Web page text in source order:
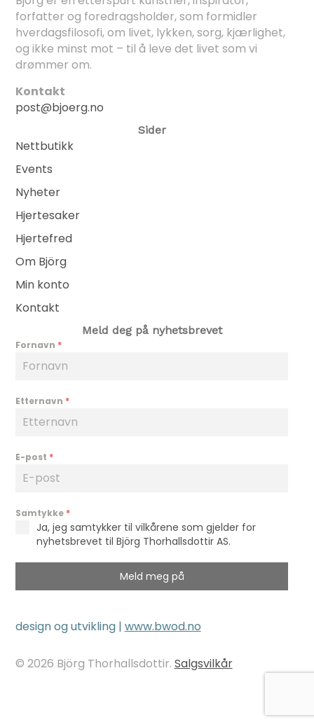
forfatter og foredragsholder, som formidler
hverdagsfilosofi, om livet, lykken, sorg, kjærlighet,
og ikke minst mot – til å leve det livet som vi
drømmer om.
Kontakt
post@bjoerg.no
Sider
Nettbutikk
Events
Nyheter
Hjertesaker
Hjertefred
Om Björg
Min konto
Kontakt
Meld deg på nyhetsbrevet
Fornavn *
Etternavn *
E-post *
Samtykke *
Ja, jeg samtykker til vilkårene som gjelder for
nyhetsbrevet til Björg Thorhallsdottir AS.
Meld meg på
© 2026 Björg Thorhallsdottir. Salgsvilkår
design og utvikling | www.bwod.no